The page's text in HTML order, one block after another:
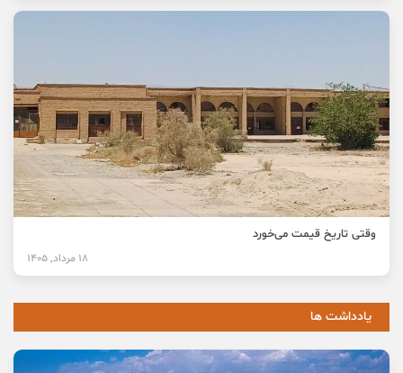
وقتی تاریخ قیمت می‌خورد
18 مرداد, 1405
یادداشت ها